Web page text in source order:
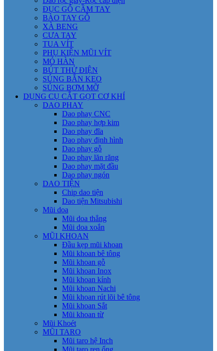
ĐỤC GỖ CẦM TAY
BÀO TAY GỖ
XÀ BENG
CƯA TAY
TUA VÍT
PHỤ KIỆN MŨI VÍT
MỎ HÀN
BÚT THỬ ĐIỆN
SÚNG BẮN KEO
SÚNG BƠM MỠ
DỤNG CỤ CẮT GỌT CƠ KHÍ
DAO PHAY
Dao phay CNC
Dao phay hợp kim
Dao phay đĩa
Dao phay định hình
Dao phay gỗ
Dao phay lăn răng
Dao phay mặt đầu
Dao phay ngón
DAO TIỆN
Chip dao tiện
Dao tiện Mitsubishi
Mũi doa
Mũi doa thẳng
Mũi doa xoắn
MŨI KHOAN
Đầu kẹp mũi khoan
Mũi khoan bê tông
Mũi khoan gỗ
Mũi khoan Inox
Mũi khoan kính
Mũi khoan Nachi
Mũi khoan rút lõi bê tông
Mũi khoan Sắt
Mũi khoan từ
Mũi Khoét
MŨI TARO
Mũi taro hệ Inch
Mũi taro ren ống